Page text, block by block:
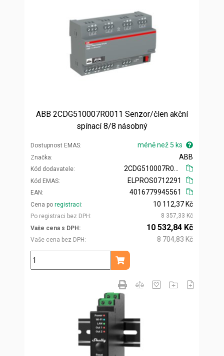
ABB 2CDG510007R0011 Senzor/člen akční
spínací 8/8 násobný
Dostupnost EMAS méně než 5 ks
Značka
Kód dodavatele
ABB
2CDG510007R0011
Kód EMAS
EAN
ELPROS0712291
4016779945561
Cena po registraci
Po registraci bez DPH
10 112,37 Kč
8 357,33 Kč
Vaše cena s DPH
Vaše cena bez DPH
10 532,84 Kč
8 704,83 Kč
ks
Přidat do košíku